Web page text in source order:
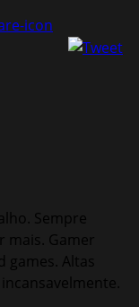
Sempre
mais. Gamer
games. Altas